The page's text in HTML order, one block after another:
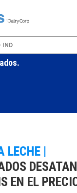
IND
LECHE |
EN EL